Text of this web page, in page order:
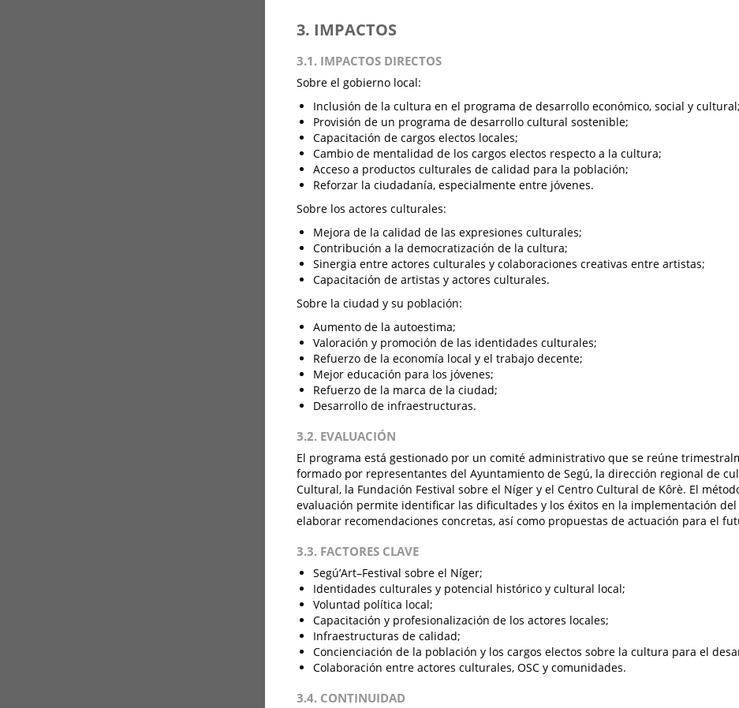
3. IMPACTOS
3.1. IMPACTOS DIRECTOS
Sobre el gobierno local:
Inclusión de la cultura en el programa de desarrollo económico, social y cultural;
Provisión de un programa de desarrollo cultural sostenible;
Capacitación de cargos electos locales;
Cambio de mentalidad de los cargos electos respecto a la cultura;
Acceso a productos culturales de calidad para la población;
Reforzar la ciudadanía, especialmente entre jóvenes.
Sobre los actores culturales:
Mejora de la calidad de las expresiones culturales;
Contribución a la democratización de la cultura;
Sinergia entre actores culturales y colaboraciones creativas entre artistas;
Capacitación de artistas y actores culturales.
Sobre la ciudad y su población:
Aumento de la autoestima;
Valoración y promoción de las identidades culturales;
Refuerzo de la economía local y el trabajo decente;
Mejor educación para los jóvenes;
Refuerzo de la marca de la ciudad;
Desarrollo de infraestructuras.
3.2. EVALUACIÓN
El programa está gestionado por un comité administrativo que se reúne
formado por representantes del Ayuntamiento de Segú, la dirección regional de
Cultural, la Fundación Festival sobre el Níger y el Centro Cultural de Kôrè. El
evaluación permite identificar las dificultades y los éxitos en la implementación del
elaborar recomendaciones concretas, así como propuestas de actuación para el
3.3. FACTORES CLAVE
Segú’Art–Festival sobre el Níger;
Identidades culturales y potencial histórico y cultural local;
Voluntad política local;
Capacitación y profesionalización de los actores locales;
Infraestructuras de calidad;
Concienciación de la población y los cargos electos sobre la cultura para el
Colaboración entre actores culturales, OSC y comunidades.
3.4. CONTINUIDAD